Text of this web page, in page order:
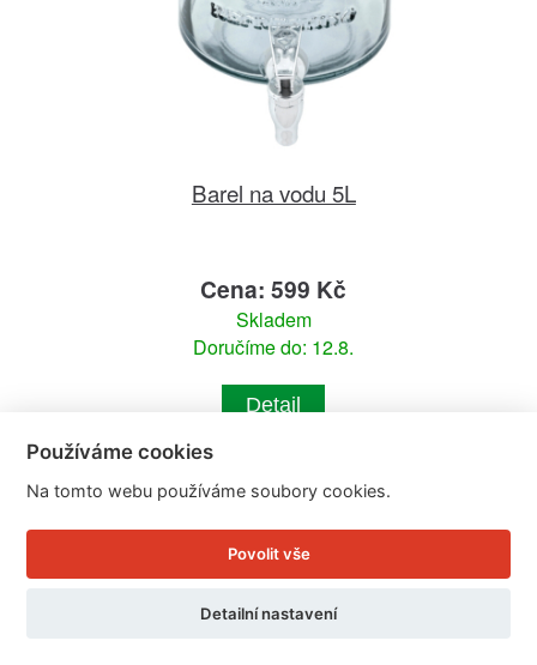
Barel na vodu 5L
Cena: 599 Kč
Skladem
Doručíme do: 12.8.
Detail
Používáme cookies
Na tomto webu používáme soubory cookies.
Povolit vše
Detailní nastavení